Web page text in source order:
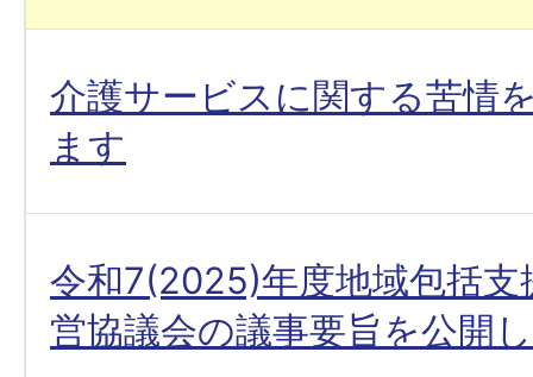
介護サービスに関する苦情
ます
令和7(2025)年度地域包括支
営協議会の議事要旨を公開